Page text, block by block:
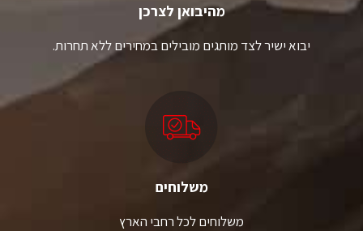
מהיבואן לצרכן
יבוא ישיר לצד מותגים מובילים במחירים ללא תחרות.
משלוחים
משלוחים לכל רחבי הארץ